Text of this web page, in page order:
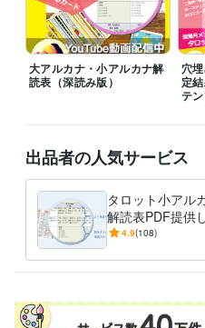
大アルカナ・小アルカナ解
読表（深読み版）
穴
定
テ
出品者の人気サービス
タロット小アル
解読表PDF提供
用OK】タロッ
4.9(108)